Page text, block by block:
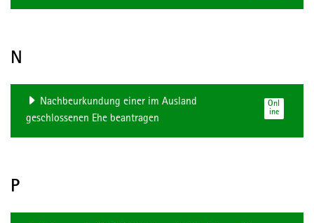
N
Nachbeurkundung einer im Ausland
geschlossenen Ehe beantragen
Onl
ine
P